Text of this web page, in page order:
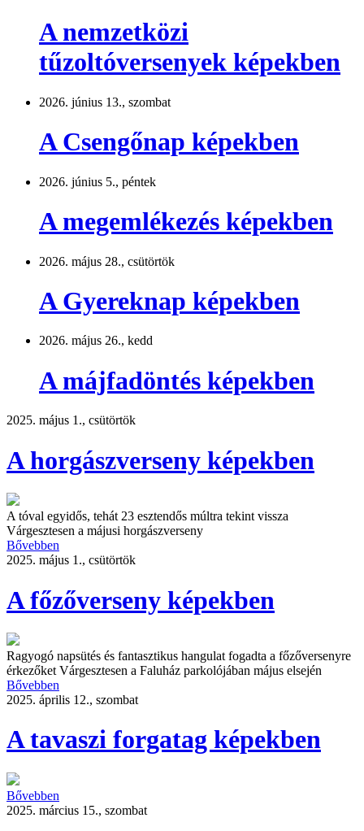
A nemzetközi
tűzoltóversenyek képekben
2026. június 13., szombat
A Csengőnap képekben
2026. június 5., péntek
A megemlékezés képekben
2026. május 28., csütörtök
A Gyereknap képekben
2026. május 26., kedd
A májfadöntés képekben
2025. május 1., csütörtök
A horgászverseny képekben
A tóval egyidős, tehát 23 esztendős múltra tekint vissza
Várgesztesen a májusi horgászverseny
Bővebben
2025. május 1., csütörtök
A főzőverseny képekben
Ragyogó napsütés és fantasztikus hangulat fogadta a főzőversenyre
érkezőket Várgesztesen a Faluház parkolójában május elsején
Bővebben
2025. április 12., szombat
A tavaszi forgatag képekben
Bővebben
2025. március 15., szombat